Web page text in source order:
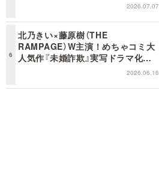
レビの面白さだよね！」＜日曜日の
2026.07.07
北乃きい×藤原樹（THE
RAMPAGE）W主演！めちゃコミ大
人気作『未婚詐欺』実写ドラマ化決
2026.06.16